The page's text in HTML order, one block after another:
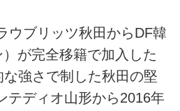
ウブリッツ秋田からDF韓
が完全移籍で加入した
強さで制した秋田の堅
テディオ山形から2016年